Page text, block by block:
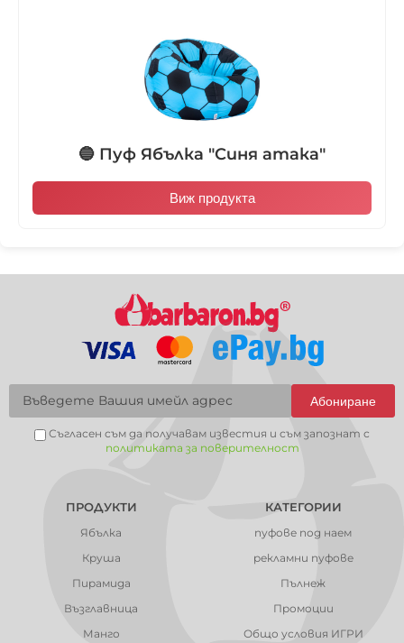
🔵 Пуф Ябълка "Синя атака"
Виж продукта
Абониране
Съгласен съм да получавам известия и съм запознат с
политиката за поверителност
ПРОДУКТИ
Ябълка
Круша
Пирамида
Възглавница
Манго
КАТЕГОРИИ
пуфове под наем
рекламни пуфове
Пълнеж
Промоции
Общо условия ИГРИ